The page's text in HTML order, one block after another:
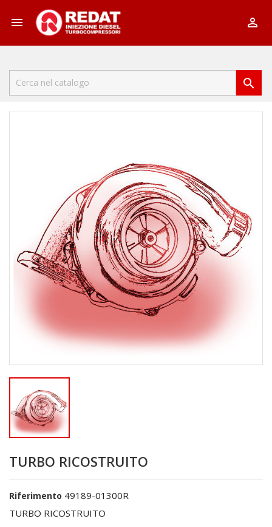
 

TURBO RICOSTRUITO
Riferimento 49189-01300R
TURBO RICOSTRUITO